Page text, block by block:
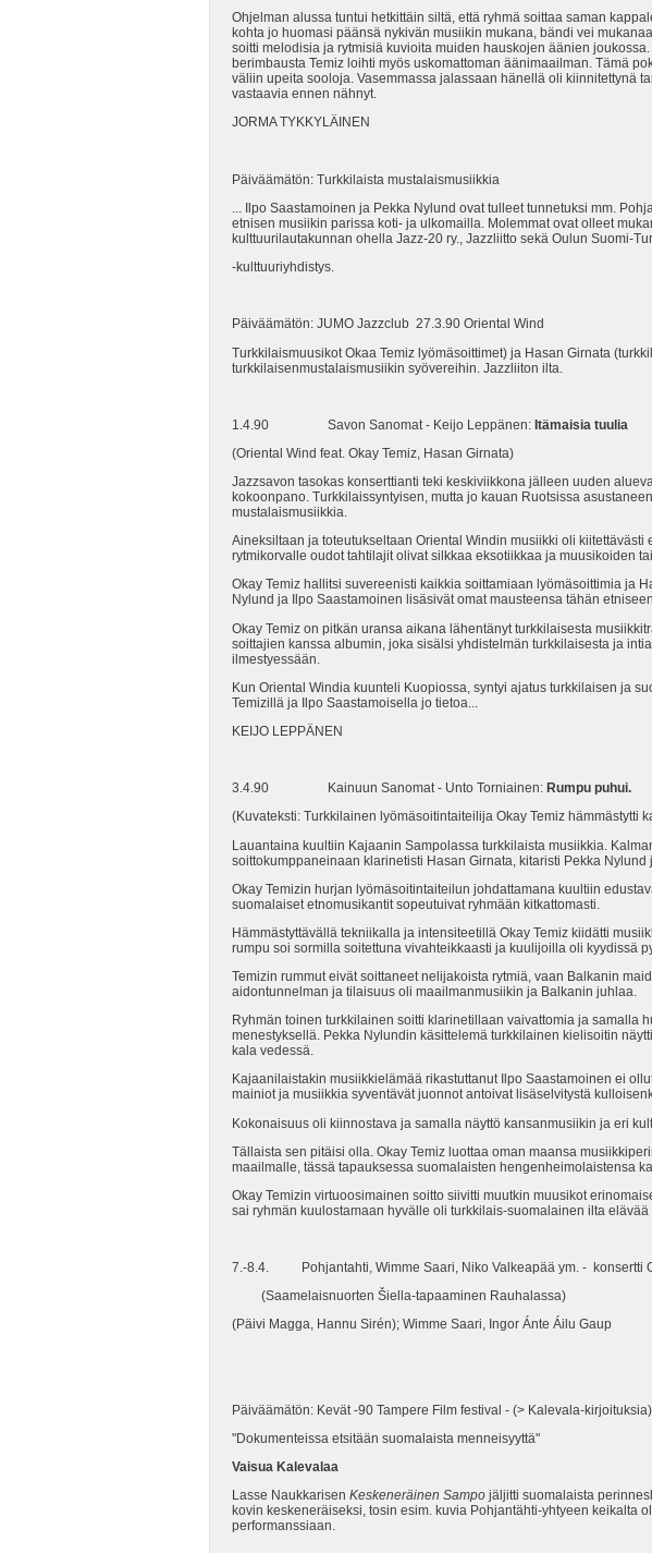
Ohjelman alussa tuntui hetkittäin siltä, että ryhmä soittaa saman
kohta jo huomasi päänsä nykivän musiikin mukana, bändi vei
soitti melodisia ja rytmisiä kuvioita muiden hauskojen äänien
berimbausta Temiz loihti myös uskomattoman äänimaailman. Tämä
väliin upeita sooloja. Vasemmassa jalassaan hänellä oli kiinnitettynä
vastaavia ennen nähnyt.
JORMA TYKKYLÄINEN
Päiväämätön: Turkkilaista mustalaismusiikkia
... Ilpo Saastamoinen ja Pekka Nylund ovat tulleet tunnetuksi mm.
etnisen musiikin parissa koti- ja ulkomailla. Molemmat ovat olleet
kulttuurilautakunnan ohella Jazz-20 ry., Jazzliitto sekä Oulun Suomi-
-kulttuuriyhdistys.
Päiväämätön: JUMO Jazzclub 27.3.90 Oriental Wind
Turkkilaismuusikot Okaa Temiz lyömäsoittimet) ja Hasan Girnata
turkkilaisenmustalaismusiikin syövereihin. Jazzliiton ilta.
1.4.90 Savon Sanomat - Keijo Leppänen: Itämaisia tuulia
(Oriental Wind feat. Okay Temiz, Hasan Girnata)
Jazzsavon tasokas konserttianti teki keskiviikkona jälleen uuden
kokoonpano. Turkkilaissyntyisen, mutta jo kauan Ruotsissa
mustalaismusiikkia.
Aineksiltaan ja toteutukseltaan Oriental Windin musiikki oli
rytmikorvalle oudot tahtilajit olivat silkkaa eksotiikkaa ja muusikoiden
Okay Temiz hallitsi suvereenisti kaikkia soittamiaan lyömäsoittimia ja
Nylund ja Ilpo Saastamoinen lisäsivät omat mausteensa tähän
Okay Temiz on pitkän uransa aikana lähentänyt turkkilaisesta
soittajien kanssa albumin, joka sisälsi yhdistelmän turkkilaisesta ja
ilmestyessään.
Kun Oriental Windia kuunteli Kuopiossa, syntyi ajatus turkkilaisen ja
Temizillä ja Ilpo Saastamoisella jo tietoa...
KEIJO LEPPÄNEN
3.4.90 Kainuun Sanomat - Unto Torniainen: Rumpu puhui.
(Kuvateksti: Turkkilainen lyömäsoitintaiteilija Okay Temiz
Lauantaina kuultiin Kajaanin Sampolassa turkkilaista musiikkia.
soittokumppaneinaan klarinetisti Hasan Girnata, kitaristi Pekka Nylund
Okay Temizin hurjan lyömäsoitintaiteilun johdattamana kuultiin
suomalaiset etnomusikantit sopeutuivat ryhmään kitkattomasti.
Hämmästyttävällä tekniikalla ja intensiteetillä Okay Temiz kiidätti
rumpu soi sormilla soitettuna vivahteikkaasti ja kuulijoilla oli kyydissä
Temizin rummut eivät soittaneet nelijakoista rytmiä, vaan Balkanin
aidontunnelman ja tilaisuus oli maailmanmusiikin ja Balkanin juhlaa.
Ryhmän toinen turkkilainen soitti klarinetillaan vaivattomia ja samalla
menestyksellä. Pekka Nylundin käsittelemä turkkilainen kielisoitin
kala vedessä.
Kajaanilaistakin musiikkielämää rikastuttanut Ilpo Saastamoinen ei
mainiot ja musiikkia syventävät juonnot antoivat lisäselvitystä
Kokonaisuus oli kiinnostava ja samalla näyttö kansanmusiikin ja eri
Tällaista sen pitäisi olla. Okay Temiz luottaa oman maansa
maailmalle, tässä tapauksessa suomalaisten hengenheimolaistensa
Okay Temizin virtuoosimainen soitto siivitti muutkin muusikot
sai ryhmän kuulostamaan hyvälle oli turkkilais-suomalainen ilta
7.-8.4. Pohjantahti, Wimme Saari, Niko Valkeapää ym. - konsertti
(Saamelaisnuorten Šiella-tapaaminen Rauhalassa)
(Päivi Magga, Hannu Sirén); Wimme Saari, Ingor Ánte Áilu Gaup
Päiväämätön: Kevät -90 Tampere Film festival - (> Kalevala-kirjoituksia)
"Dokumenteissa etsitään suomalaista menneisyyttä"
Vaisua Kalevalaa
Lasse Naukkarisen Keskeneräinen Sampo jäljitti suomalaista
kovin keskeneräiseksi, tosin esim. kuvia Pohjantähti-yhtyeen keikalta
performanssiaan.